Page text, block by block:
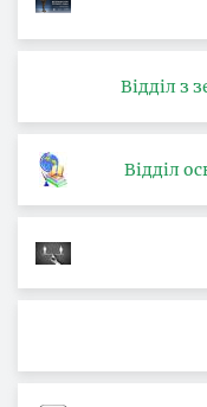
Відділ з
Відділ